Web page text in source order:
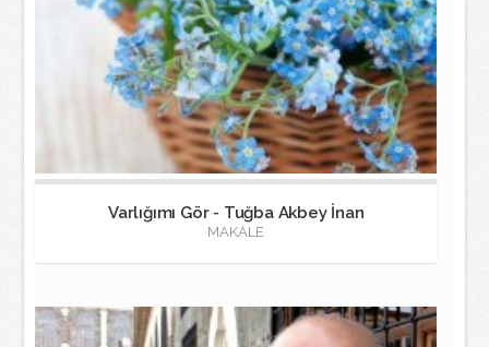
Varlığımı Gör - Tuğba Akbey İnan
MAKALE